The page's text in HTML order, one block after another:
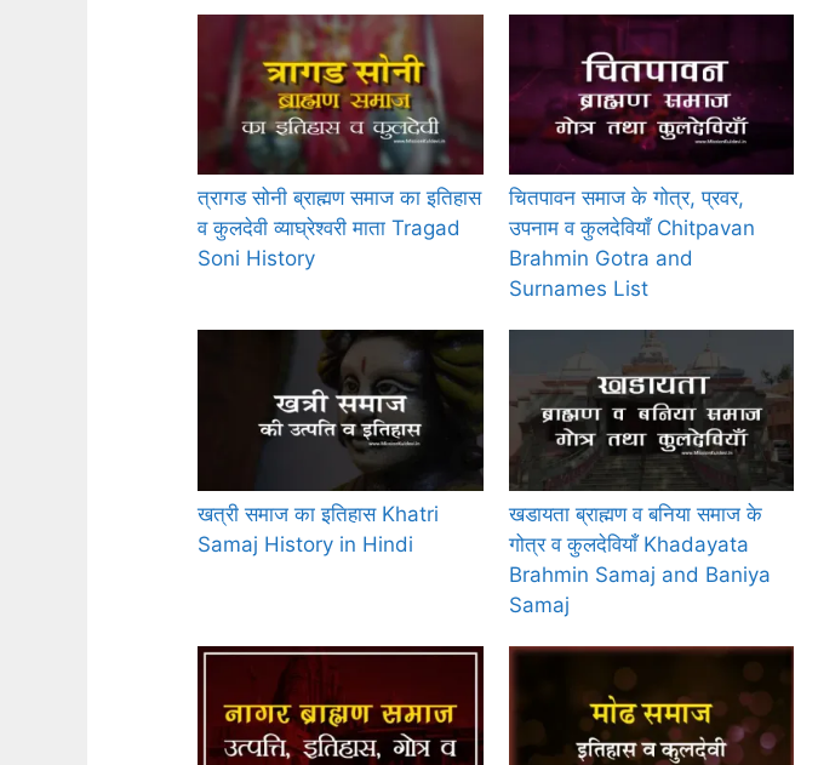
त्रागड सोनी ब्राह्मण समाज का इतिहास
व कुलदेवी व्याघ्रेश्वरी माता Tragad
Soni History
चितपावन समाज के गोत्र, प्रवर,
उपनाम व कुलदेवियाँ Chitpavan
Brahmin Gotra and
Surnames List
खत्री समाज का इतिहास Khatri
Samaj History in Hindi
खडायता ब्राह्मण व बनिया समाज के
गोत्र व कुलदेवियाँ Khadayata
Brahmin Samaj and Baniya
Samaj